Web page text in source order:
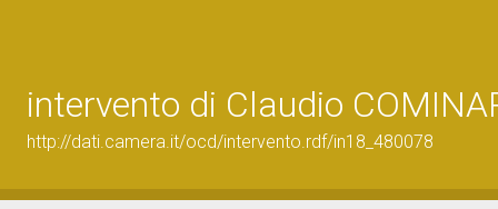
intervento di Claudio
http://dati.camera.it/ocd/intervento.rdf/in18_480078